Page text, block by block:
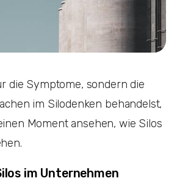
die Symptome, sondern die
im Silodenken behandelst,
Moment ansehen, wie Silos
im Unternehmen